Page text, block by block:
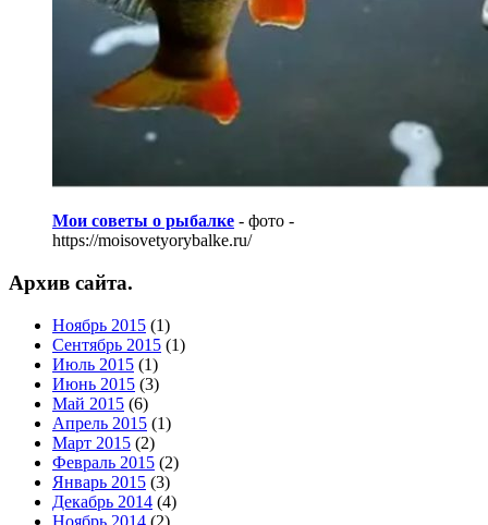
Мои советы о рыбалке - фото -
https://moisovetyorybalke.ru/
Архив сайта.
Ноябрь 2015 (1)
Сентябрь 2015 (1)
Июль 2015 (1)
Июнь 2015 (3)
Май 2015 (6)
Апрель 2015 (1)
Март 2015 (2)
Февраль 2015 (2)
Январь 2015 (3)
Декабрь 2014 (4)
Ноябрь 2014 (2)